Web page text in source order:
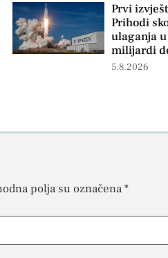
Prvi
Prihodi
ulaganja u
milijardi
5.8.2026
polja su označena*